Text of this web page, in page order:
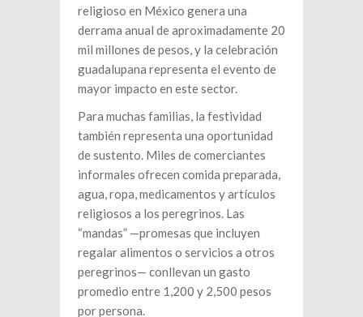
religioso en México genera una
derrama anual de aproximadamente 20
mil millones de pesos, y la celebración
guadalupana representa el evento de
mayor impacto en este sector.
Para muchas familias, la festividad
también representa una oportunidad
de sustento. Miles de comerciantes
informales ofrecen comida preparada,
agua, ropa, medicamentos y artículos
religiosos a los peregrinos. Las
“mandas” —promesas que incluyen
regalar alimentos o servicios a otros
peregrinos— conllevan un gasto
promedio entre 1,200 y 2,500 pesos
por persona.